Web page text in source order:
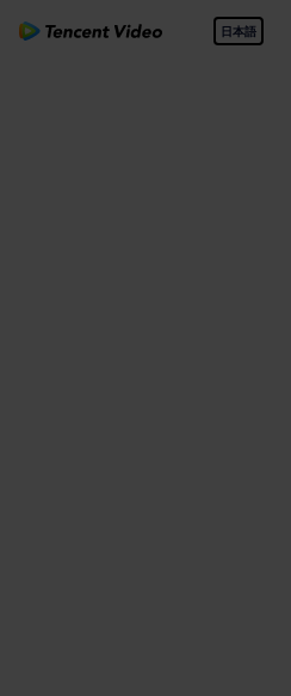
日本語